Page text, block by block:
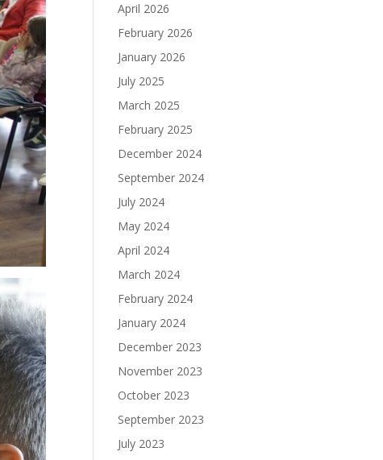
April 2026
February 2026
January 2026
July 2025
March 2025
February 2025
December 2024
September 2024
July 2024
May 2024
April 2024
March 2024
February 2024
January 2024
December 2023
November 2023
October 2023
September 2023
July 2023